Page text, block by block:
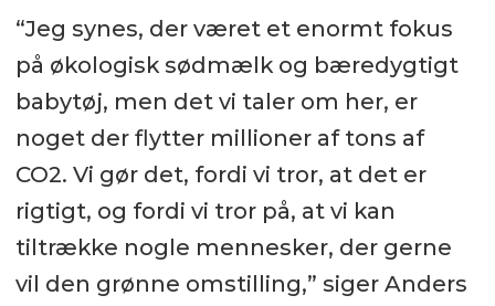
“Jeg synes, der været et enormt fokus
på økologisk sødmælk og bæredygtigt
babytøj, men det vi taler om her, er
noget der flytter millioner af tons af
CO2. Vi gør det, fordi vi tror, at det er
rigtigt, og fordi vi tror på, at vi kan
tiltrække nogle mennesker, der gerne
vil den grønne omstilling,” siger Anders